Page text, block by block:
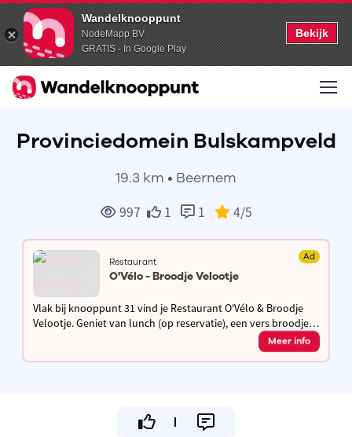
Wandelknooppunt
NodeMapp BV
GRATIS - In Google Play
Bekijk
Provinciedomein Bulskampveld
19.3 km • Beernem
997 1 1 4/5
Restaurant Ad
O'Vélo - Broodje Velootje
Vlak bij knooppunt 31 vind je Restaurant O'Vélo & Broodje
Velootje. Geniet van lunch (op reservatie), een vers broodje
of koffie op ons zonnige terras, of warm gezellig op bij de
Meer info